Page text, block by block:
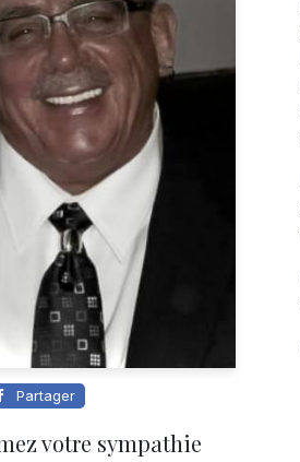
Partager
votre sympathie